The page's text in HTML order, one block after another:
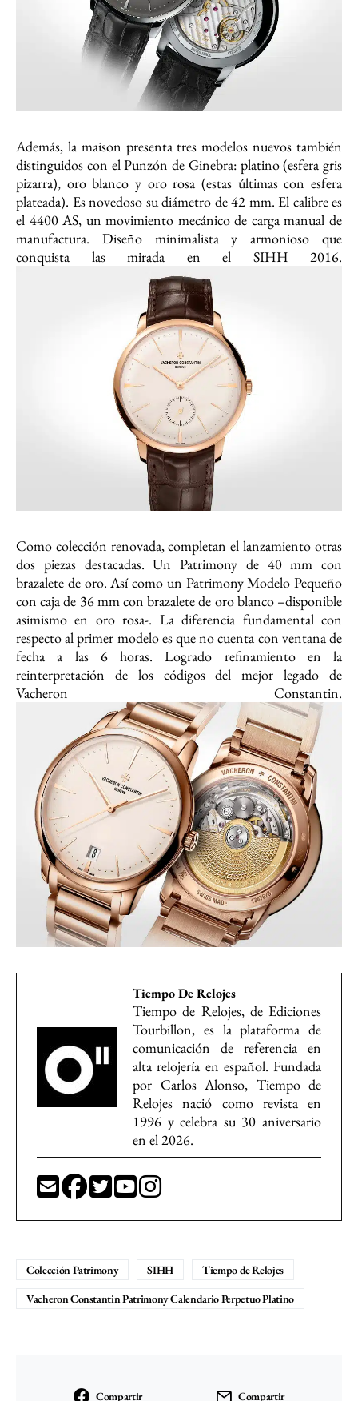
Además, la maison presenta tres modelos nuevos también
distinguidos con el Punzón de Ginebra: platino (esfera gris
pizarra), oro blanco y oro rosa (estas últimas con esfera
plateada). Es novedoso su diámetro de 42 mm. El calibre es
el 4400 AS, un movimiento mecánico de carga manual de
manufactura. Diseño minimalista y armonioso que
conquista las mirada en el SIHH 2016.
Como colección renovada, completan el lanzamiento otras
dos piezas destacadas. Un Patrimony de 40 mm con
brazalete de oro. Así como un Patrimony Modelo Pequeño
con caja de 36 mm con brazalete de oro blanco –disponible
asimismo en oro rosa-. La diferencia fundamental con
respecto al primer modelo es que no cuenta con ventana de
fecha a las 6 horas. Logrado refinamiento en la
reinterpretación de los códigos del mejor legado de
Vacheron Constantin.
Tiempo De Relojes
Tiempo de Relojes, de Ediciones
Tourbillon, es la plataforma de
comunicación de referencia en
alta relojería en español. Fundada
por Carlos Alonso, Tiempo de
Relojes nació como revista en
1996 y celebra su 30 aniversario
en el 2026.
Colección Patrimony SIHH
Tiempo de Relojes
Vacheron Constantin Patrimony Calendario Perpetuo Platino
Compartir Compartir